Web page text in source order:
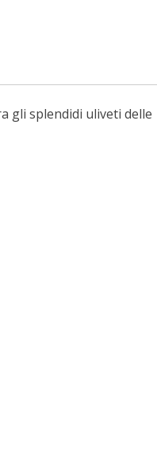
gli splendidi uliveti delle